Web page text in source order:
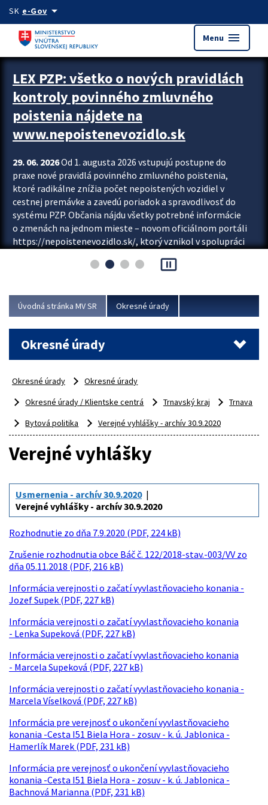
Preskocit na hlavný obsah
SK e-Govarrow_drop_down
Menu menu
Zastavit automatický posun upútavok
LEX PZP: všetko o nových pravidlách
kontroly povinného zmluvného
poistenia nájdete na
www.nepoistenevozidlo.sk
29. 06. 2026Od 1. augusta 2026 vstupujú postupne do
praxe nové pravidlá povinného zmluvného poistenia,
ktoré radikálne znížia počet nepoistených vozidiel v
cestnej premávke a zavedú poriadok a spravodlivosť do
systému PZP. Občania nájdu všetky potrebné informácie
o zmenách na jednom mieste – novom oficiálnom portáli
https://nepoistenevozidlo.sk/, ktorý vznikol v spolupráci
asociácie poisťovní (SLASPO) a Ministerstva vnútra SR.
Viac
pause_presentation
Úvodná stránka MV SR Okresné úrady
Okresné úrady
Okresné úrady
Okresné úrady
Okresné úrady / Klientske centrá
Trnavský kraj
Trnava
Bytová politika
Verejné vyhlášky - archív 30.9.2020
Verejné vyhlášky
Usmernenia - archív 30.9.2020
Verejné vyhlášky - archív 30.9.2020
Rozhodnutie zo dňa 7.9.2020 (PDF, 224 kB)
Zrušenie rozhodnutia obce Báč č. 122/2018-stav.-003/VV zo
dňa 05.11.2018 (PDF, 216 kB)
Informácia verejnosti o začatí vyvlastňovacieho konania -
Jozef Supek (PDF, 227 kB)
Informácia verejnosti o začatí vyvlastňovacieho konania
- Lenka Supeková (PDF, 227 kB)
Informácia verejnosti o začatí vyvlastňovacieho konania
- Marcela Supeková (PDF, 227 kB)
Informácia verejnosti o začatí vyvlastňovacieho konania -
Marcela Víselková (PDF, 227 kB)
Informácia pre verejnosť o ukončení vyvlastňovacieho
konania -Cesta I51 Biela Hora - zosuv - k. ú. Jablonica -
Hamerlík Marek (PDF, 231 kB)
Informácia pre verejnosť o ukončení vyvlastňovacieho
konania -Cesta I51 Biela Hora - zosuv - k. ú. Jablonica -
Bachnová Marianna (PDF, 231 kB)